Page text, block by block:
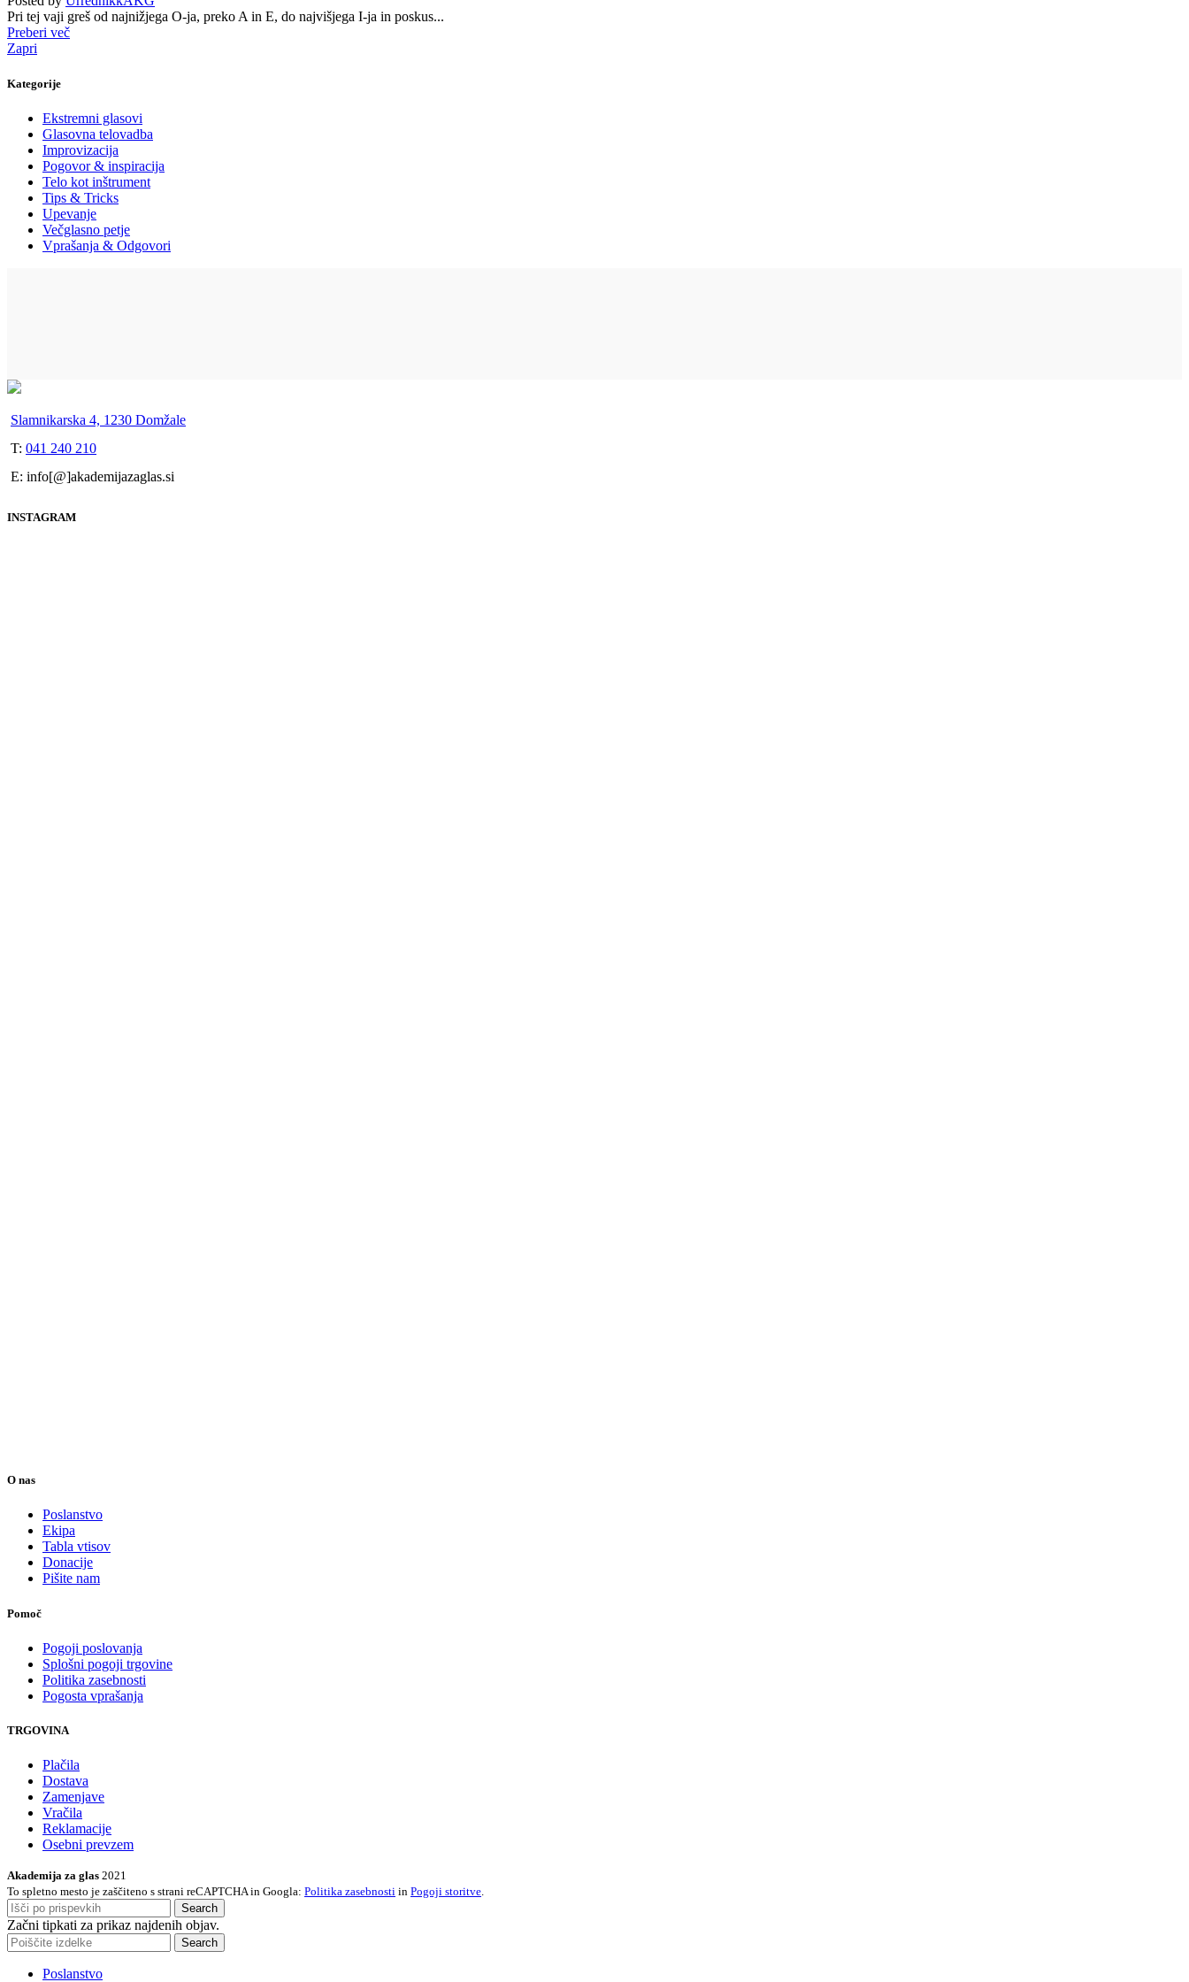
Pri tej vaji greš od najnižjega O-ja, preko A in E, do najvišjega I-ja in poskus...
Preberi več
Zapri
Kategorije
Ekstremni glasovi
Glasovna telovadba
Improvizacija
Pogovor & inspiracija
Telo kot inštrument
Tips & Tricks
Upevanje
Večglasno petje
Vprašanja & Odgovori
Slamnikarska 4, 1230 Domžale
T: 041 240 210
E: info[@]akademijazaglas.si
INSTAGRAM
O nas
Poslanstvo
Ekipa
Tabla vtisov
Donacije
Pišite nam
Pomoč
Pogoji poslovanja
Splošni pogoji trgovine
Politika zasebnosti
Pogosta vprašanja
TRGOVINA
Plačila
Dostava
Zamenjave
Vračila
Reklamacije
Osebni prevzem
Akademija za glas 2021
To spletno mesto je zaščiteno s strani reCAPTCHA in Googla: Politika zasebnosti in Pogoji storitve.
Search
Začni tipkati za prikaz najdenih objav.
Search
Poslanstvo